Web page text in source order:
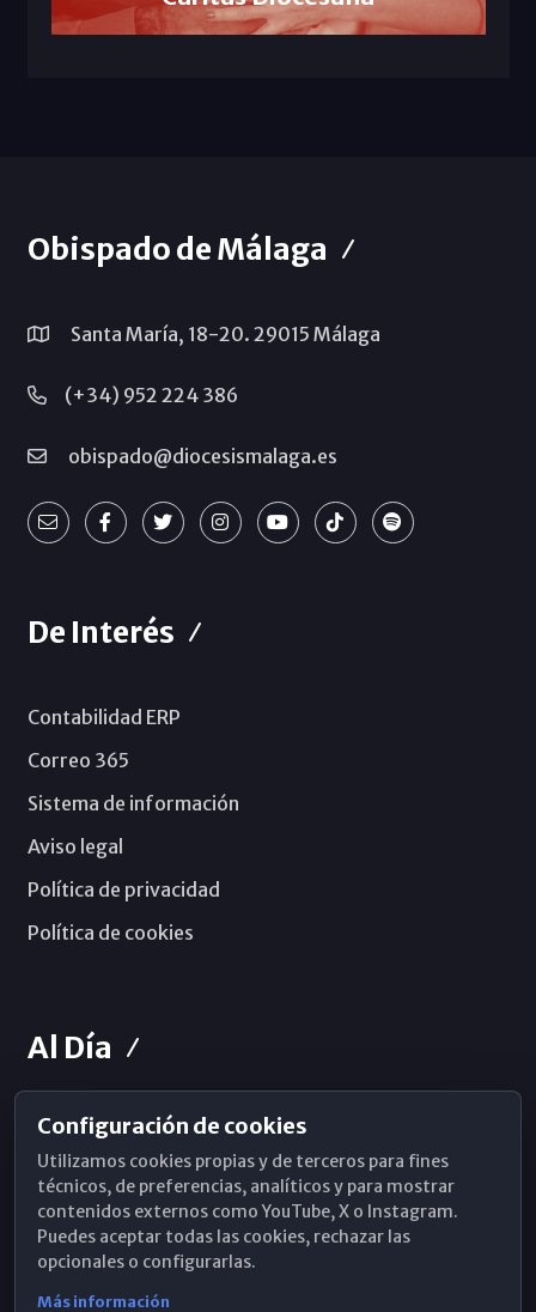
Obispado de Málaga
Santa María, 18-20. 29015 Málaga
(+34) 952 224 386
obispado@diocesismalaga.es
De Interés
Contabilidad ERP
Correo 365
Sistema de información
Aviso legal
Política de privacidad
Política de cookies
Al Día
Horarios de Misa
Hemeroteca
WhatsApp
Configuración de cookies
Utilizamos cookies propias y de terceros para fines
técnicos, de preferencias, analíticos y para mostrar
contenidos externos como YouTube, X o Instagram.
Puedes aceptar todas las cookies, rechazar las
opcionales o configurarlas.
Más información